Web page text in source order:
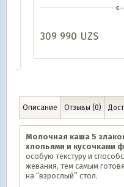
309 990UZS
Описание Отзывы (0)
Молочная каша 5
хлопьями и кусочками
особую текстуру и
жевания, тем самым
на “взрослый” стол.